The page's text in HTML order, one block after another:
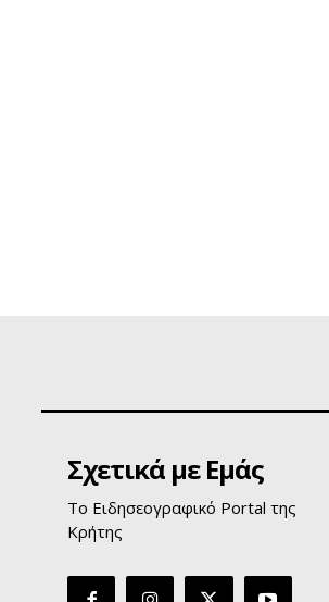
Σχετικά με Εμάς
Το Ειδησεογραφικό Portal της
Κρήτης